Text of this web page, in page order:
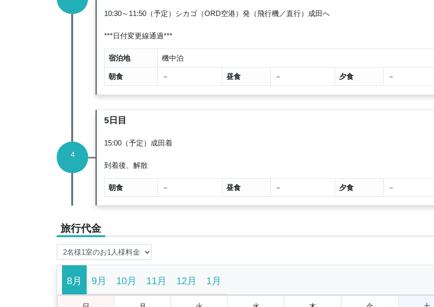
10:30～11:50（予定）シカゴ（ORD空港）発（飛行機／直行）成田へ
***日付変更線通過***
宿泊地 機中泊
朝食 － 昼食 － 夕食 －
4
5日目
15:00（予定）成田着
到着後、解散
朝食 － 昼食 － 夕食 －
旅行代金
8月 9月 10月 11月 12月 1月